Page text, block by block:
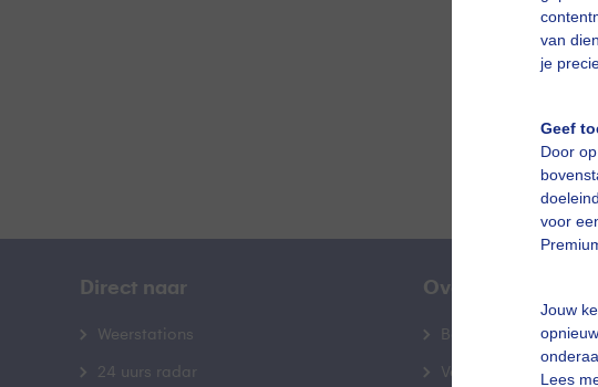
van
je
Geef
Door
voor
Jouw
Lees
Bekijk
Direct naar
Weerstations
24 uurs radar
Over Buienradar
Bedrijfsgegevens
Veelgestelde vragen